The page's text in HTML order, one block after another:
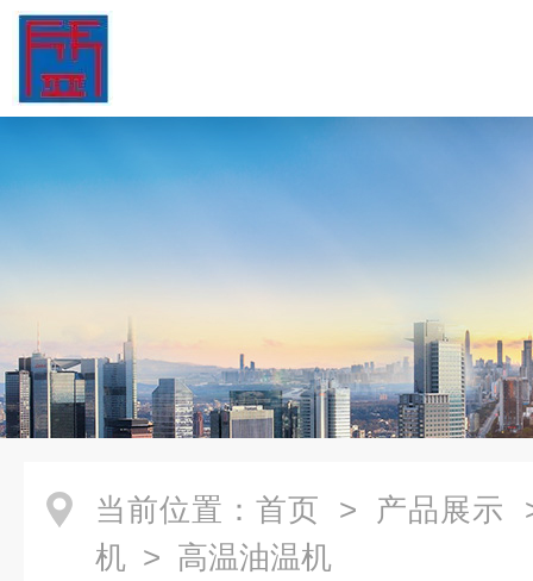
当前位置： 首页 > 产品展示
机 > 高温油温机